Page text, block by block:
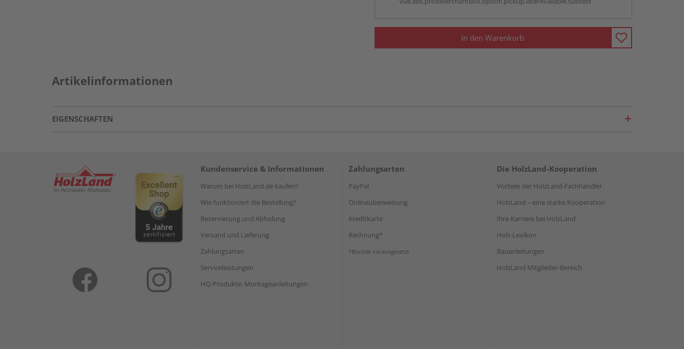
In den Warenkorb
Artikelinformationen
EIGENSCHAFTEN
Kundenservice & Informationen
Warum bei HolzLand.de kaufen?
Wie funktioniert die Bestellung?
Reservierung und Abholung
Versand und Lieferung
Zahlungsarten
Serviceleistungen
HQ-Produkte: Montageanleitungen
Zahlungsarten
PayPal
Onlineüberweisung
Kreditkarte
Rechnung*
*Bonität vorausgesetzt
Die HolzLand-Kooperation
Vorteile der HolzLand-Fachhändler
HolzLand – eine starke Kooperation
Ihre Karriere bei HolzLand
Holz-Lexikon
Bauanleitungen
HolzLand Mitglieder-Bereich